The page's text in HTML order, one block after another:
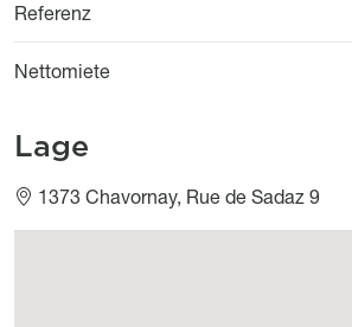
Referenz
Nettomiete
Lage
1373 Chavornay, Rue de Sadaz 9